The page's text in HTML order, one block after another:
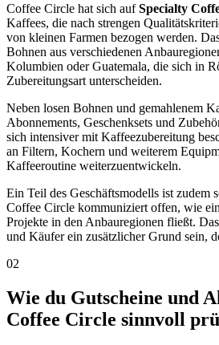
Coffee Circle hat sich aufSpecialty
Kaffees, die nach strengen
von kleinen Farmen bezogen werden.
Bohnen aus verschiedenen
Kolumbien oder Guatemala, die sich in
Zubereitungsart unterscheiden.
Neben losen Bohnen und gemahlenem
Abonnements, Geschenksets und
sich intensiver mit Kaffeezubereitung
an Filtern, Kochern und weiterem
Kaffeeroutine weiterzuentwickeln.
Ein Teil des Geschäftsmodells ist zudem
Coffee Circle kommuniziert offen, wie
Projekte in den Anbauregionen fließt.
und Käufer ein zusätzlicher Grund sein,
02
Wie du Gutscheine und
Coffee Circle sinnvoll